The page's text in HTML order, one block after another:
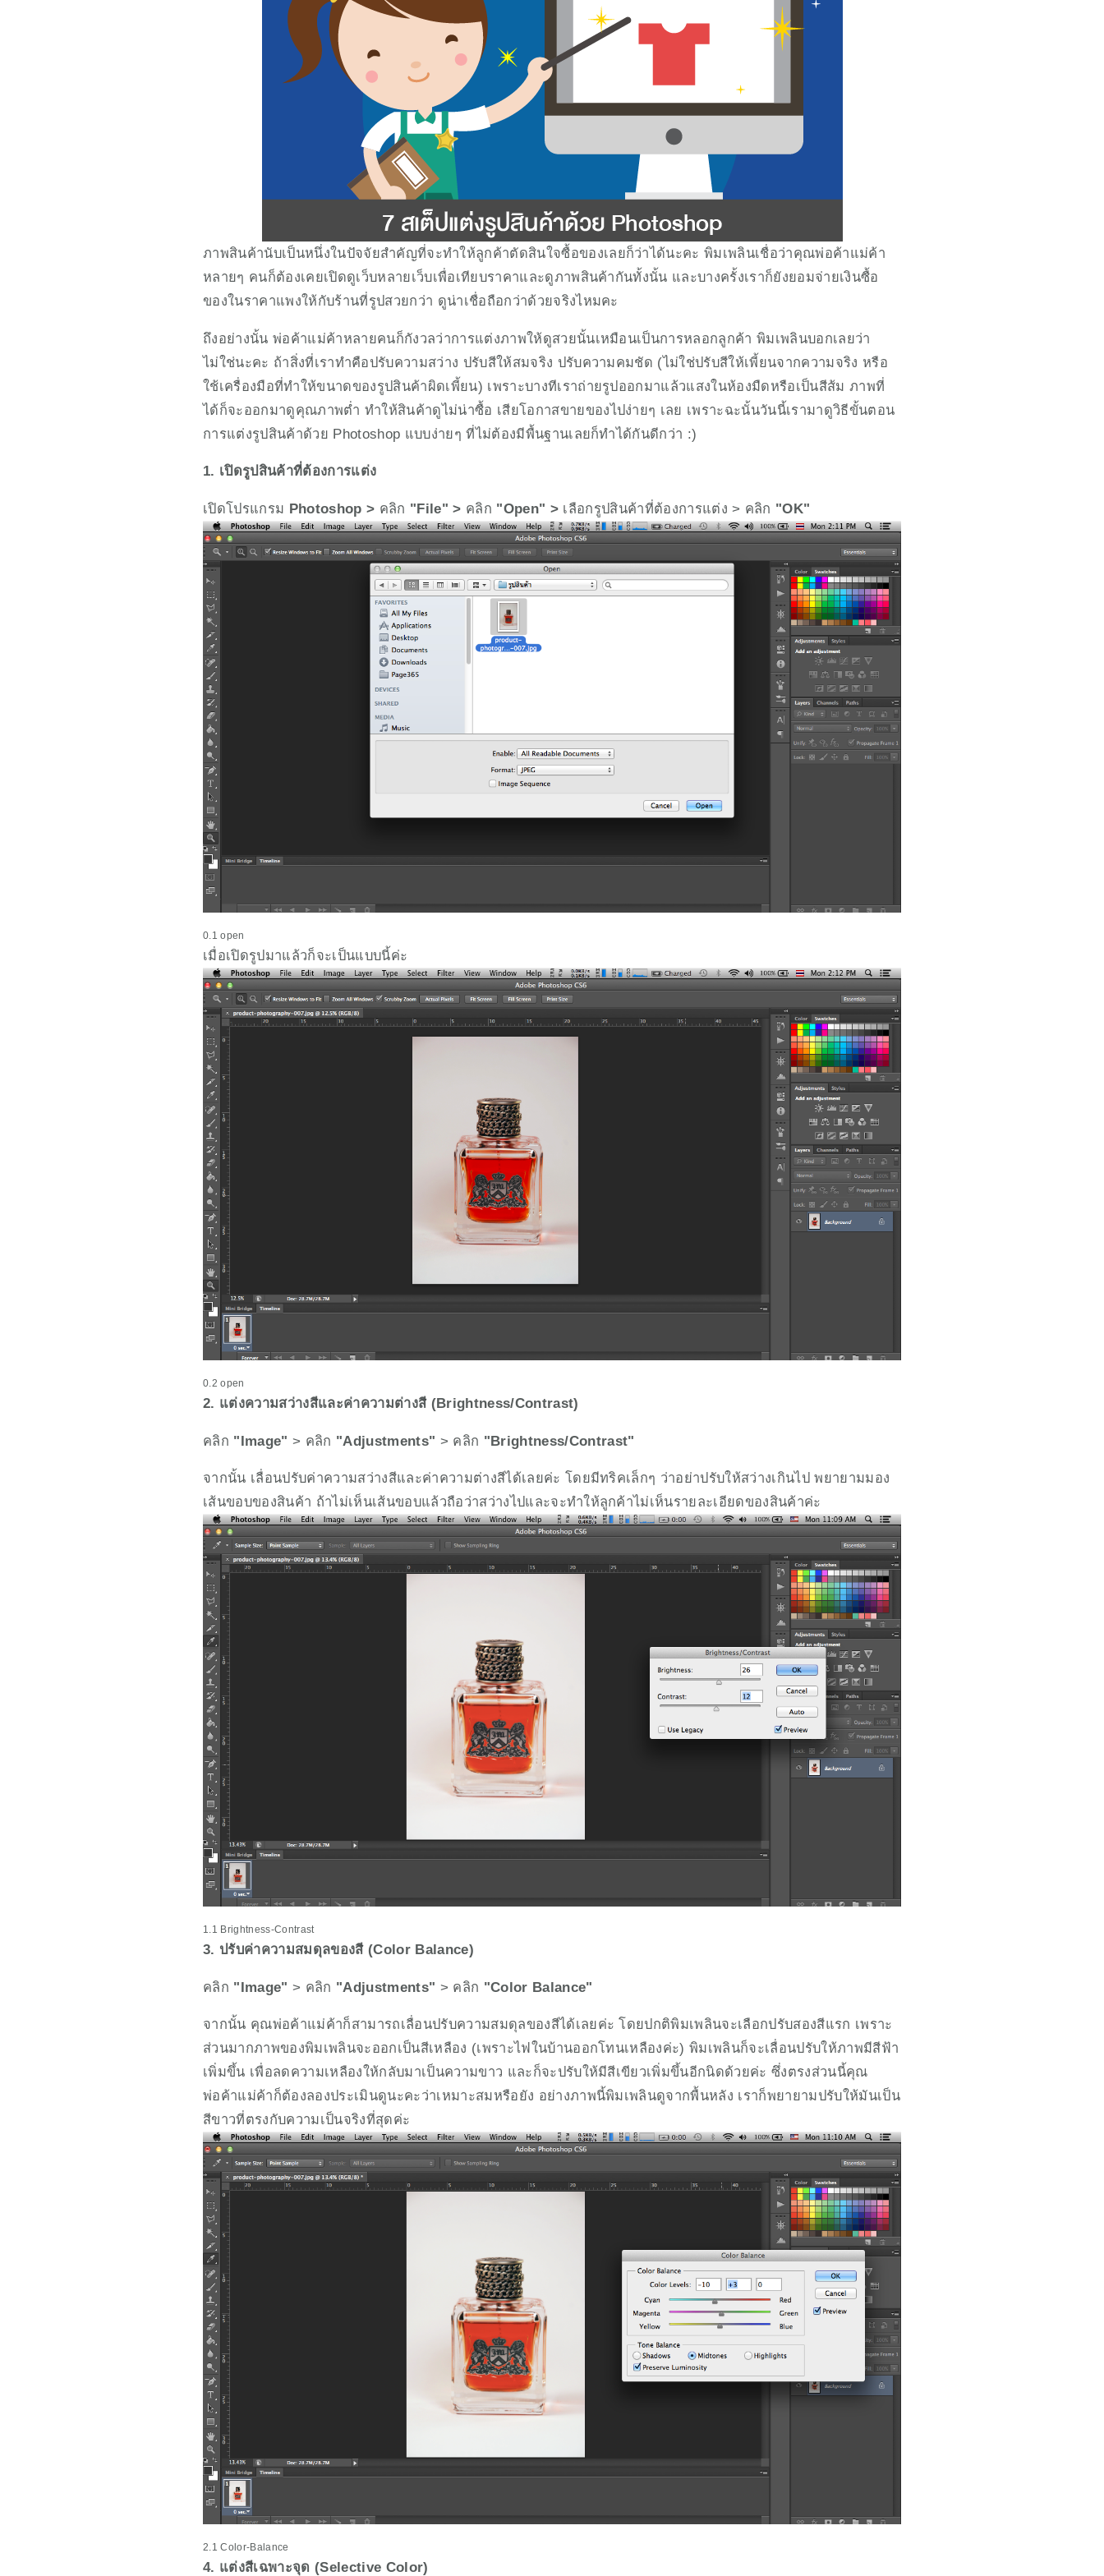
ภาพสินค้านับเป็นหนึ่งในปัจจัยสำคัญที่จะทำให้ลูกค้าตัดสินใจซื้อของเลยก็ว่าได้นะคะ พิมเพลินเชื่อว่าคุณพ่อค้าแม่ค้า
หลายๆ คนก็ต้องเคยเปิดดูเว็บหลายเว็บเพื่อเทียบราคาและดูภาพสินค้ากันทั้งนั้น และบางครั้งเราก็ยังยอมจ่ายเงินซื้อ
ของในราคาแพงให้กับร้านที่รูปสวยกว่า ดูน่าเชื่อถือกว่าด้วยจริงไหมคะ
ถึงอย่างนั้น พ่อค้าแม่ค้าหลายคนก็กังวลว่าการแต่งภาพให้ดูสวยนั้นเหมือนเป็นการหลอกลูกค้า พิมเพลินบอกเลยว่า
ไม่ใช่นะคะ ถ้าสิ่งที่เราทำคือปรับความสว่าง ปรับสีให้สมจริง ปรับความคมชัด (ไม่ใช่ปรับสีให้เพี้ยนจากความจริง หรือ
ใช้เครื่องมือที่ทำให้ขนาดของรูปสินค้าผิดเพี้ยน) เพราะบางทีเราถ่ายรูปออกมาแล้วแสงในห้องมืดหรือเป็นสีส้ม ภาพที่
ได้ก็จะออกมาดูคุณภาพต่ำ ทำให้สินค้าดูไม่น่าซื้อ เสียโอกาสขายของไปง่ายๆ เลย เพราะฉะนั้นวันนี้เรามาดูวิธีขั้นตอน
การแต่งรูปสินค้าด้วย Photoshop แบบง่ายๆ ที่ไม่ต้องมีพื้นฐานเลยก็ทำได้กันดีกว่า :)
1. เปิดรูปสินค้าที่ต้องการแต่ง
เปิดโปรแกรม Photoshop > คลิก "File" > คลิก "Open" > เลือกรูปสินค้าที่ต้องการแต่ง > คลิก "OK"
0.1 open
เมื่อเปิดรูปมาแล้วก็จะเป็นแบบนี้ค่ะ
0.2 open
2. แต่งความสว่างสีและค่าความต่างสี (Brightness/Contrast)
คลิก "Image" > คลิก "Adjustments" > คลิก "Brightness/Contrast"
จากนั้น เลื่อนปรับค่าความสว่างสีและค่าความต่างสีได้เลยค่ะ โดยมีทริคเล็กๆ ว่าอย่าปรับให้สว่างเกินไป พยายามมอง
เส้นขอบของสินค้า ถ้าไม่เห็นเส้นขอบแล้วถือว่าสว่างไปและจะทำให้ลูกค้าไม่เห็นรายละเอียดของสินค้าค่ะ
1.1 Brightness-Contrast
3. ปรับค่าความสมดุลของสี (Color Balance)
คลิก "Image" > คลิก "Adjustments" > คลิก "Color Balance"
จากนั้น คุณพ่อค้าแม่ค้าก็สามารถเลื่อนปรับความสมดุลของสีได้เลยค่ะ โดยปกติพิมเพลินจะเลือกปรับสองสีแรก เพราะ
ส่วนมากภาพของพิมเพลินจะออกเป็นสีเหลือง (เพราะไฟในบ้านออกโทนเหลืองค่ะ) พิมเพลินก็จะเลื่อนปรับให้ภาพมีสีฟ้า
เพิ่มขึ้น เพื่อลดความเหลืองให้กลับมาเป็นความขาว และก็จะปรับให้มีสีเขียวเพิ่มขึ้นอีกนิดด้วยค่ะ ซึ่งตรงส่วนนี้คุณ
พ่อค้าแม่ค้าก็ต้องลองประเมินดูนะคะว่าเหมาะสมหรือยัง อย่างภาพนี้พิมเพลินดูจากพื้นหลัง เราก็พยายามปรับให้มันเป็น
สีขาวที่ตรงกับความเป็นจริงที่สุดค่ะ
2.1 Color-Balance
4. แต่งสีเฉพาะจุด (Selective Color)